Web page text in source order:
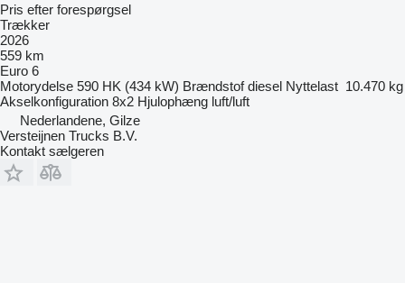
Pris efter forespørgsel
Trækker
2026
559 km
Euro 6
Motorydelse 590 HK (434 kW) Brændstof diesel Nyttelast 10.470 kg
Akselkonfiguration 8x2 Hjulophæng luft/luft
Nederlandene, Gilze
Versteijnen Trucks B.V.
Kontakt sælgeren